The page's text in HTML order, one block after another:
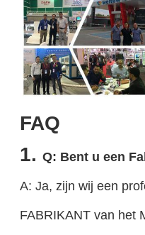
FAQ
1. Q: Bent u een
A: Ja, zijn wij een
FABRIKANT van het